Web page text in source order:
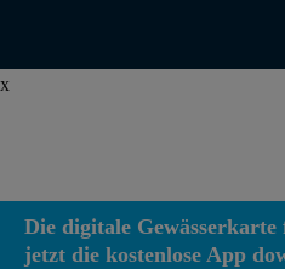
Die digitale
jetzt die kostenlose App
x